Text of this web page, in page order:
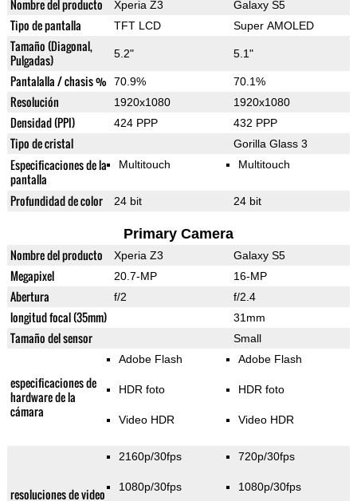
Nombre del producto Xperia Z3 Galaxy S5
Tipo de pantalla TFT LCD Super AMOLED
Tamaño (Diagonal,
Pulgadas)
5.2" 5.1"
Pantalalla / chasis % 70.9% 70.1%
Resolución 1920x1080 1920x1080
Densidad (PPI) 424 PPP 432 PPP
Tipo de cristal Gorilla Glass 3
Especificaciones de la
pantalla
Multitouch Multitouch
Profundidad de color 24 bit 24 bit
Primary Camera
Nombre del producto Xperia Z3 Galaxy S5
Megapixel 20.7-MP 16-MP
Abertura f/2 f/2.4
longitud focal (35mm) 31mm
Tamaño del sensor Small
especificaciones de
hardware de la
cámara
Adobe Flash
HDR foto
Video HDR
Adobe Flash
HDR foto
Video HDR
resoluciones de video
2160p/30fps
1080p/30fps
720p/30fps
1080p/30fps